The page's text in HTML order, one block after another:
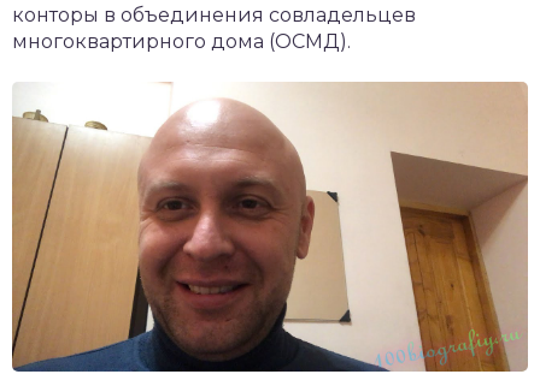
конторы в объединения совладельцев
многоквартирного дома (ОСМД).